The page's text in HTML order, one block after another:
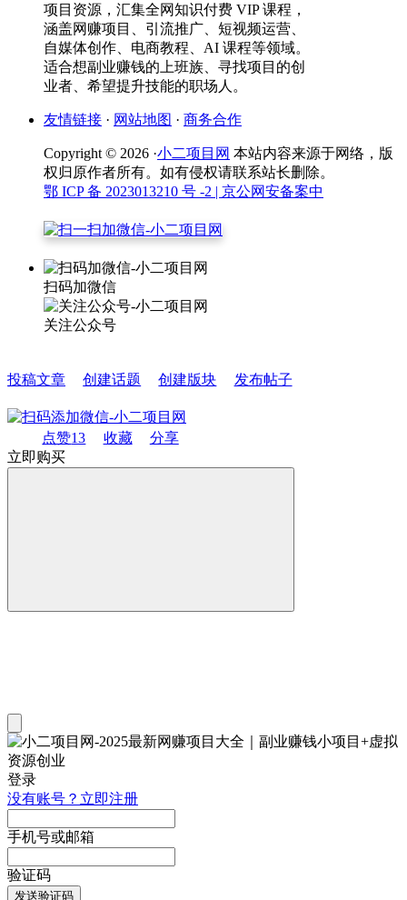
项目资源，汇集全网知识付费 VIP 课程，
涵盖网赚项目、引流推广、短视频运营、
自媒体创作、电商教程、AI 课程等领域。
适合想副业赚钱的上班族、寻找项目的创
业者、希望提升技能的职场人。
友情链接 · 网站地图 · 商务合作
Copyright © 2026 ·小二项目网 本站内容来源于网络，版
权归原作者所有。如有侵权请联系站长删除。
鄂 ICP 备 2023013210 号 -2 | 京公网安备案中
扫码加微信
关注公众号
投稿文章 创建话题 创建版块 发布帖子
点赞13 收藏
分享
立即购买
登录
没有账号？立即注册
手机号或邮箱
验证码
发送验证码